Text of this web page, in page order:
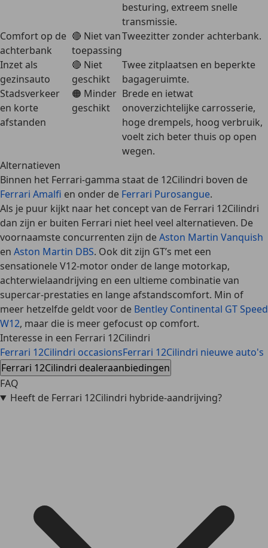
besturing, extreem snelle
transmissie.
Comfort op de
achterbank
🔴 Niet van
toepassing
Tweezitter zonder achterbank.
Inzet als
gezinsauto
🔴 Niet
geschikt
Twee zitplaatsen en beperkte
bagageruimte.
Stadsverkeer
en korte
afstanden
🟠 Minder
geschikt
Brede en ietwat
onoverzichtelijke carrosserie,
hoge drempels, hoog verbruik,
voelt zich beter thuis op open
wegen.
Alternatieven
Binnen het Ferrari-gamma staat de 12Cilindri boven de
Ferrari Amalfi en onder de Ferrari Purosangue.
Als je puur kijkt naar het concept van de Ferrari 12Cilindri
dan zijn er buiten Ferrari niet heel veel alternatieven. De
voornaamste concurrenten zijn deAston Martin Vanquish
en Aston Martin DBS. Ook dit zijn GT’s met een
sensationele V12-motor onder de lange motorkap,
achterwielaandrijving en een ultieme combinatie van
supercar-prestaties en lange afstandscomfort. Min of
meer hetzelfde geldt voor de Bentley Continental GT Speed
W12, maar die is meer gefocust op comfort.
Interesse in een Ferrari 12Cilindri
Ferrari 12Cilindri occasionsFerrari 12Cilindri nieuwe auto's
Ferrari 12Cilindri dealeraanbiedingen
FAQ
Heeft de Ferrari 12Cilindri hybride-aandrijving?